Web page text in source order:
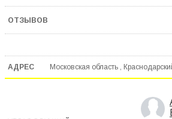
Московская область ,